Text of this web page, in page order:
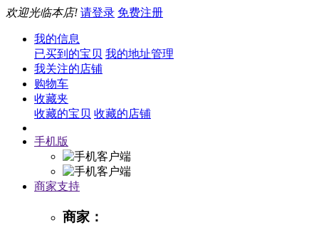
欢迎光临本店! 请登录 免费注册
我的信息
已买到的宝贝 我的地址管理
我关注的店铺
购物车
收藏夹
收藏的宝贝 收藏的店铺
手机版
商家支持
商家：